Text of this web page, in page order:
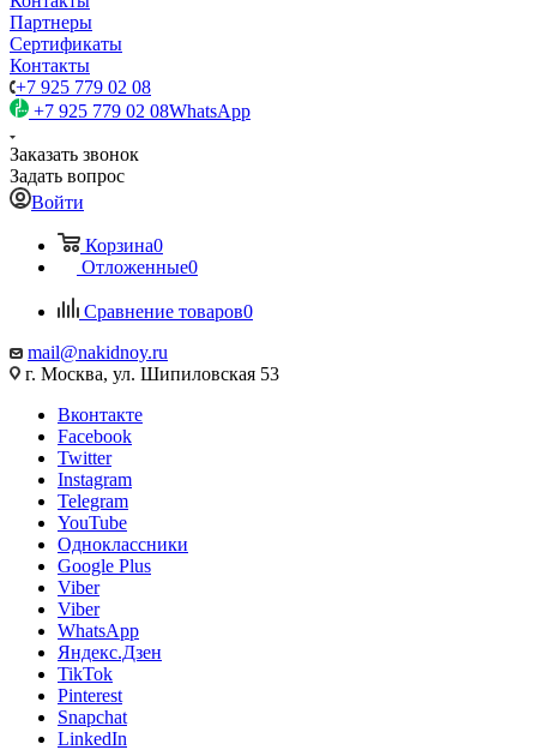
Партнеры
Сертификаты
Контакты
+7 925 779 02 08
+7 925 779 02 08WhatsApp
Заказать звонок
Задать вопрос
Войти
Корзина0
Отложенные0
Сравнение товаров0
mail@nakidnoy.ru
г. Москва, ул. Шипиловская 53
Вконтакте
Facebook
Twitter
Instagram
Telegram
YouTube
Одноклассники
Google Plus
Viber
Viber
WhatsApp
Яндекс.Дзен
TikTok
Pinterest
Snapchat
LinkedIn